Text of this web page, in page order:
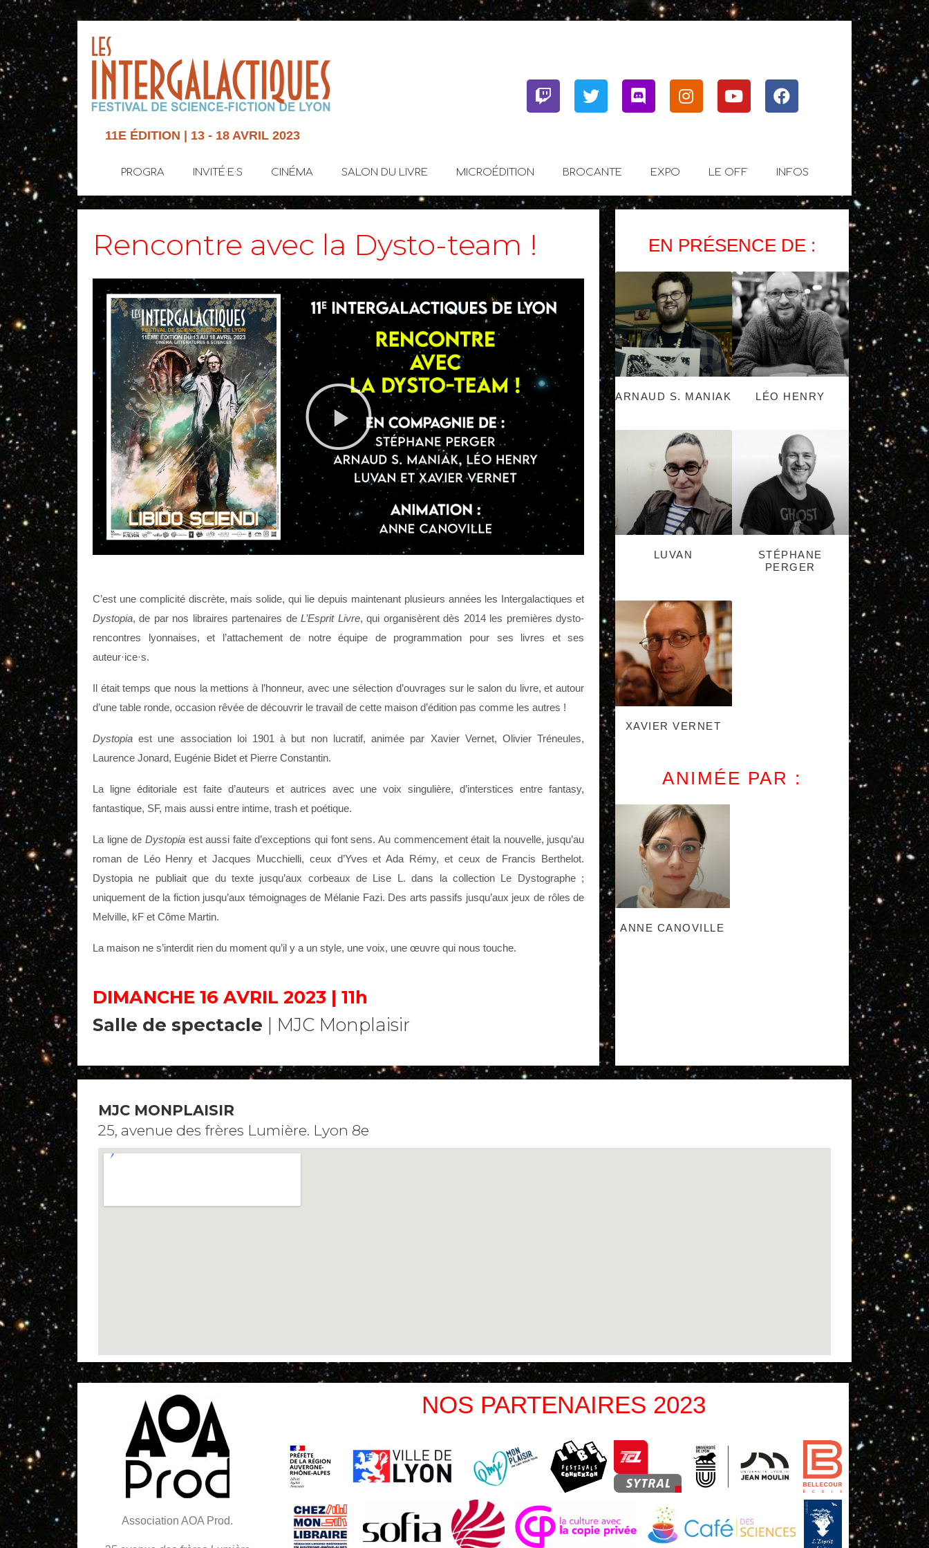
11E ÉDITION | 13 - 18 AVRIL 2023
Facebook
PROGRA INVITÉ·E·S CINÉMA SALON DU LIVRE MICROÉDITION BROCANTE EXPO LE OFF INFOS
Rencontre avec la Dysto-team !
Lire
vidéo
C’est une complicité discrète, mais solide, qui lie depuis maintenant plusieurs années les Intergalactiques et
Dystopia, de par nos libraires partenaires deL’Esprit Livre, qui organisèrent dès 2014 les premières dysto-
rencontres lyonnaises, et l’attachement de notre équipe de programmation pour ses livres et ses
auteur·ice·s.
Il était temps que nous la mettions à l’honneur, avec une sélection d’ouvrages sur le salon du livre, et autour
d’une table ronde, occasion rêvée de découvrir le travail de cette maison d’édition pas comme les autres !
Dystopia est une association loi 1901 à but non lucratif, animée par Xavier Vernet, Olivier Tréneules,
Laurence Jonard, Eugénie Bidet et Pierre Constantin.
La ligne éditoriale est faite d’auteurs et autrices avec une voix singulière, d’interstices entre fantasy,
fantastique, SF, mais aussi entre intime, trash et poétique.
La ligne de Dystopiaest aussi faite d’exceptions qui font sens. Au commencement était la nouvelle, jusqu’au
roman de Léo Henry et Jacques Mucchielli, ceux d’Yves et Ada Rémy, et ceux de Francis Berthelot.
Dystopia ne publiait que du texte jusqu’aux corbeaux de Lise L. dans la collection Le Dystographe ;
uniquement de la fiction jusqu’aux témoignages de Mélanie Fazi. Des arts passifs jusqu’aux jeux de rôles de
Melville, kF et Côme Martin.
La maison ne s’interdit rien du moment qu’il y a un style, une voix, une œuvre qui nous touche.
DIMANCHE 16 AVRIL 2023 | 11h
Salle de spectacle | MJC Monplaisir
EN PRÉSENCE DE :
ARNAUD S. MANIAK LÉO HENRY
LUVAN
STÉPHANE
PERGER
XAVIER VERNET
ANIMÉE PAR :
ANNE CANOVILLE
MJC MONPLAISIR
25, avenue des frères Lumière. Lyon 8e
Association AOA Prod.
NOS PARTENAIRES 2023